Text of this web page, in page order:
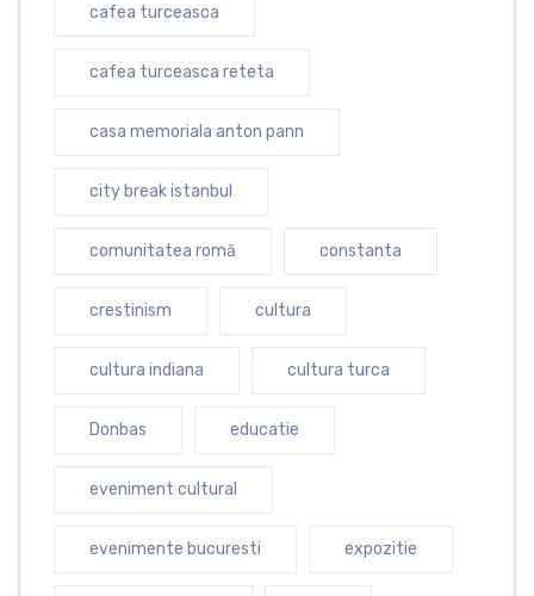
cafea turceasca
cafea turceasca reteta
casa memoriala anton pann
city break istanbul
comunitatea romă constanta
crestinism cultura
cultura indiana cultura turca
Donbas educatie
eveniment cultural
evenimente bucuresti expozitie